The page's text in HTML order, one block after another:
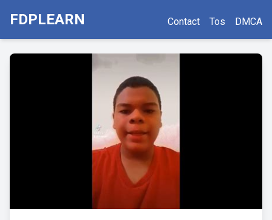
FDPLEARN Contact Tos DMCA